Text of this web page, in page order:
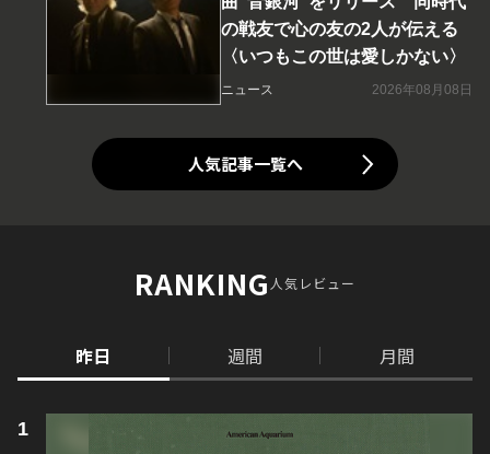
の戦友で心の友の2人が伝える
〈いつもこの世は愛しかない〉
ニュース 2026年08月08日
人気記事一覧へ
RANKING人気レビュー
昨日 週間 月間